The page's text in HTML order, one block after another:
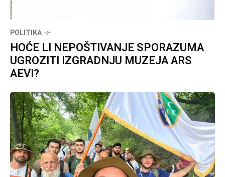
POLITIKA
HOĆE LI NEPOŠTIVANJE SPORAZUMA
UGROZITI IZGRADNJU MUZEJA ARS
AEVI?